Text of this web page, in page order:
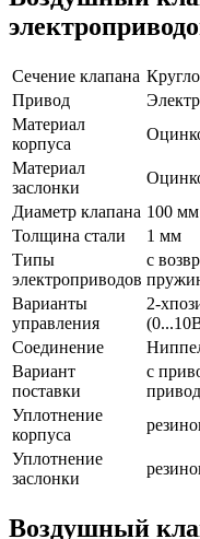
Сечение клапана
Привод
Материал
корпуса
Материал
заслонки
Диаметр клапана 100 мм
Толщина стали
1 мм
Типы
электроприводов
с
Варианты
управления
2-
Соединение
Вариант
поставки
с
Уплотнение
корпуса
Уплотнение
заслонки
Воздушный